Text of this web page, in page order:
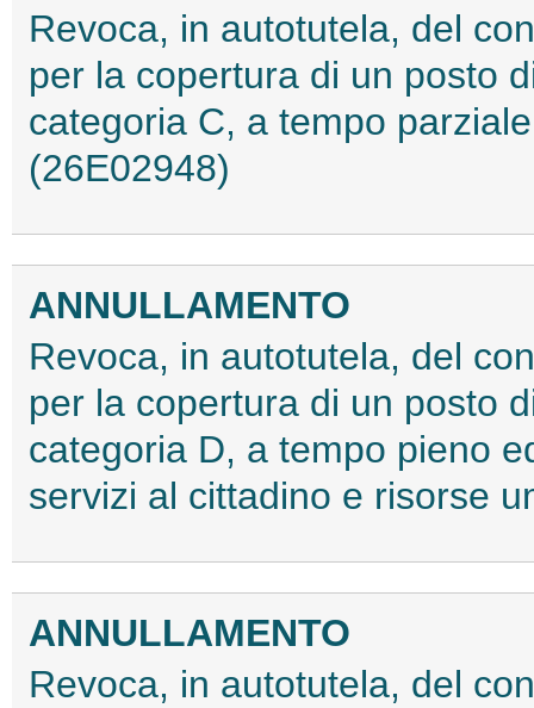
Revoca, in autotutela, del
per la copertura di un posto
categoria C, a tempo
(26E02948)
ANNULLAMENTO
Revoca, in autotutela, del
per la copertura di un posto
categoria D, a tempo pieno
servizi al cittadino e risorse
ANNULLAMENTO
Revoca, in autotutela, del